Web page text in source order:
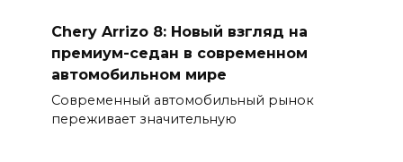
Chery Arrizo 8: Новый взгляд на
премиум-седан в современном
автомобильном мире
Современный автомобильный рынок
переживает значительную